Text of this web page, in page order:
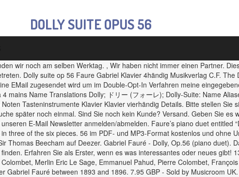
DOLLY SUITE OPUS 56
wir noch am selben Werktag. , Wir haben nicht immer einen Partner.
Dolly suite op 56 Faure Gabriel Klavier 4händig Musikverlag C.F.
EMail zugesendet wird um im Double-Opt-In Verfahren meine
mains Name Translations Dolly; ドリー (フォーレ); Dolly-Suite: Name
Tasteninstrumente Klavier Klavier vierhändig Details. Bitte stellen Sie
später noch einmal. Sind Sie noch kein Kunde? Versand. Geben Sie es
E-Mail Newsletter anmelden/abmelden. Faure’s piano duet entitled
three of the six pieces. 56 im PDF- und MP3-Format kostenlos und ohne
Thomas Beecham auf Deezer. Gabriel Fauré - Dolly, Op.56 (piano duet).
Erfahren Sie als Erster, wenn es was interessantes oder neues gibt!
Merlin Eric Le Sage, Emmanuel Pahud, Pierre Colombet,
Fauré between 1893 and 1896. 7.95 GBP - Sold by Musicroom